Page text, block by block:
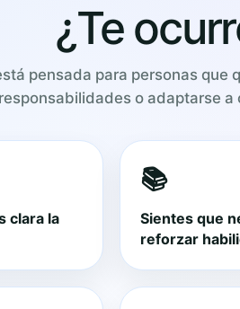
¿Te
pensada para personas
responsabilidades o adaptarse
clara la
📚
Sientes que
reforzar